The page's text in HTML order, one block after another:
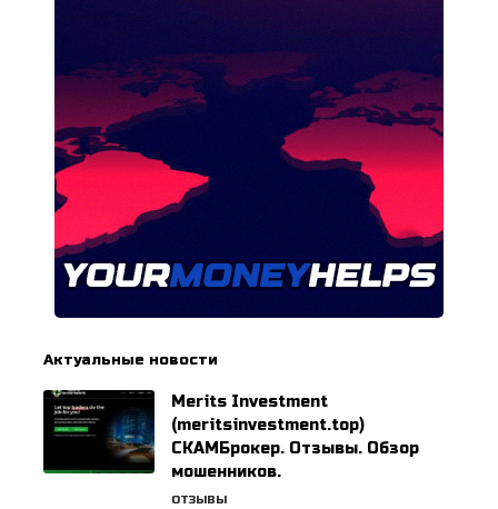
Актуальные новости
Merits Investment
(meritsinvestment.top)
СКАМБрокер. Отзывы. Обзор
мошенников.
ОТЗЫВЫ